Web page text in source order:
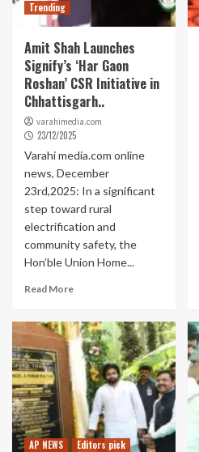
Trending
Amit Shah Launches
Signify’s ‘Har Gaon
Roshan’ CSR Initiative in
Chhattisgarh..
varahimedia.com
23/12/2025
Varahi media.com online
news, December
23rd,2025: In a significant
step toward rural
electrification and
community safety, the
Hon’ble Union Home...
Read More
AP NEWS
Editors pick